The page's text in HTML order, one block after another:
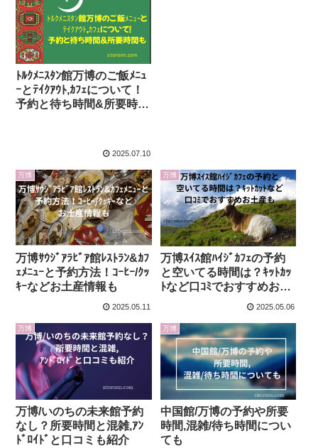
ﾄﾙｸﾒﾆｽﾀﾝ館万博のご飯ﾒﾆｭ
ｰとﾃｲｸｱｳﾄ,ｶﾌｪについて！
予約と待ち時間&所要時間
2025.07.10
万博
万博ｻｳｼﾞｱﾗﾋﾞｱ館ﾚｽﾄﾗﾝ&ｶﾌ
ｪﾒﾆｭｰと予約方法！ｺｰﾋｰ/ｸｯ
ｷｰなどお土産情報も
2025.05.11
万博
万博ｽｲｽ館ﾊｲｼﾞｶﾌｪの予約
と空いてる時間は？ｷｯﾄｶｯ
ﾄなど口ｺﾐでおすすめお土
2025.05.06
万博
万博/いのちの未来館予約
なし？所要時間と混雑,ｱﾝ
ﾄﾞﾛｲﾄﾞと口コミも紹介
万博
中国館/万博の予約や所要
時間,混雑/待ち時間につい
ても